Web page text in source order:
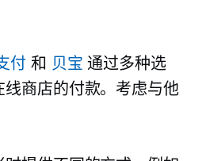
付 和 贝宝 通过多种选
商店的付款。考虑与他